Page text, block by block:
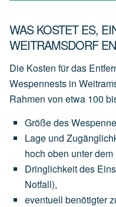
WAS KOSTET ES,
WEITRAMSDORF
Die Kosten für das
Wespennests in
Rahmen von etwa 100
Größe des
Lage und
hoch oben unterdem
Dringlichkeit des
Notfall),
eventuell benötigter